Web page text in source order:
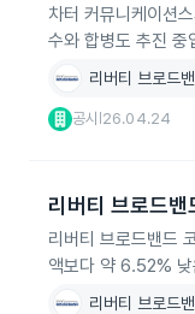
차터 커뮤니케이션
수와 합병도 추진 중
리버티 브로드
공시 26.04.24
리버티 브로드밴
리버티 브로드밴드
액보다 약 6.52% 낮
리버티 브로드